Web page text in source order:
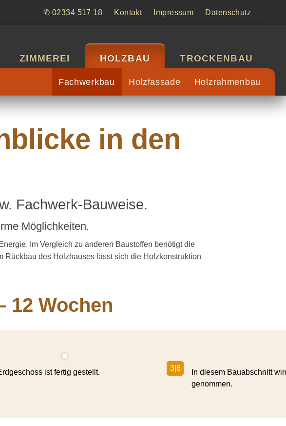
✆ 02334 517 18 Kontakt Impressum Datenschutz
ZIMMEREI HOLZBAU TROCKENBAU
Fachwerkbau Holzfassade Holzrahmenbau
in den
Fachwerk-Bauweise.
Möglich­keiten.
Im Vergleich zu anderen Baustoffen benötigt die
des Holzhauses lässt sich die Holzkon­struktion
12 Wochen
ist fertig gestellt. 3|6
In diesem Bauabschnitt
genommen.